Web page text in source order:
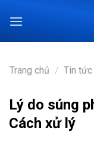
đến
Trang chủ / Tin tức
Lý do súng
Cách xử lý